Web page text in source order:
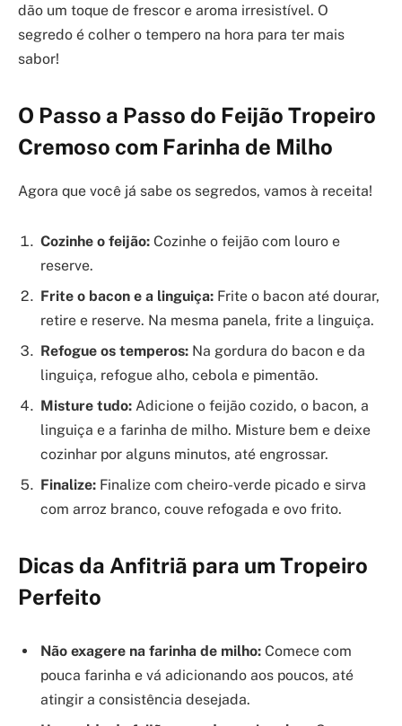
dão um toque de frescor e aroma irresistível. O
segredo é colher o tempero na hora para ter mais
sabor!
O Passo a Passo do Feijão Tropeiro
Cremoso com Farinha de Milho
Agora que você já sabe os segredos, vamos à receita!
Cozinhe o feijão: Cozinhe o feijão com louro e
reserve.
Frite o bacon e a linguiça: Frite o bacon até dourar,
retire e reserve. Na mesma panela, frite a linguiça.
Refogue os temperos: Na gordura do bacon e da
linguiça, refogue alho, cebola e pimentão.
Misture tudo: Adicione o feijão cozido, o bacon, a
linguiça e a farinha de milho. Misture bem e deixe
cozinhar por alguns minutos, até engrossar.
Finalize: Finalize com cheiro-verde picado e sirva
com arroz branco, couve refogada e ovo frito.
Dicas da Anfitriã para um Tropeiro
Perfeito
Não exagere na farinha de milho: Comece com
pouca farinha e vá adicionando aos poucos, até
atingir a consistência desejada.